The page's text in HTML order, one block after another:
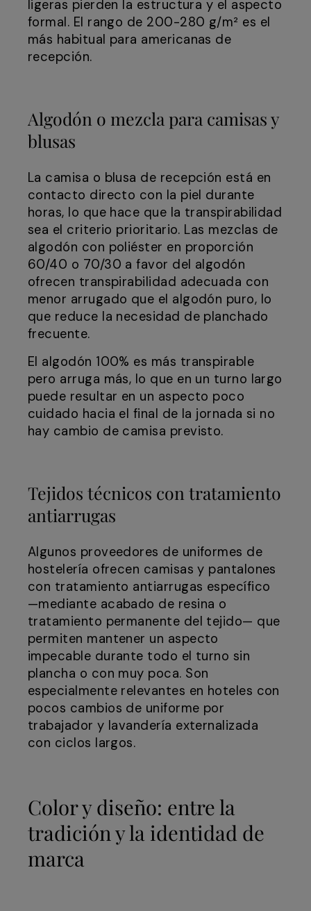
ligeras pierden la estructura y el aspecto
formal. El rango de 200-280 g/m² es el
más habitual para americanas de
recepción.
Algodón o mezcla para camisas y
blusas
La camisa o blusa de recepción está en
contacto directo con la piel durante
horas, lo que hace que la transpirabilidad
sea el criterio prioritario. Las mezclas de
algodón con poliéster en proporción
60/40 o 70/30 a favor del algodón
ofrecen transpirabilidad adecuada con
menor arrugado que el algodón puro, lo
que reduce la necesidad de planchado
frecuente.
El algodón 100% es más transpirable
pero arruga más, lo que en un turno largo
puede resultar en un aspecto poco
cuidado hacia el final de la jornada si no
hay cambio de camisa previsto.
Tejidos técnicos con tratamiento
antiarrugas
Algunos proveedores de uniformes de
hostelería ofrecen camisas y pantalones
con tratamiento antiarrugas específico
—mediante acabado de resina o
tratamiento permanente del tejido— que
permiten mantener un aspecto
impecable durante todo el turno sin
plancha o con muy poca. Son
especialmente relevantes en hoteles con
pocos cambios de uniforme por
trabajador y lavandería externalizada
con ciclos largos.
Color y diseño: entre la
tradición y la identidad de
marca